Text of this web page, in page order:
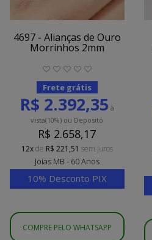
4697 - Alianças de Ouro
Morrinhos 2mm
Frete grátis
R$ 2.392,35 à
vista(10%) ou Deposito
R$ 2.658,17
12xde R$ 221,51 sem juros
Joias MB - 60 Anos
10% Desconto PIX
COMPRE PELO WHATSAPP